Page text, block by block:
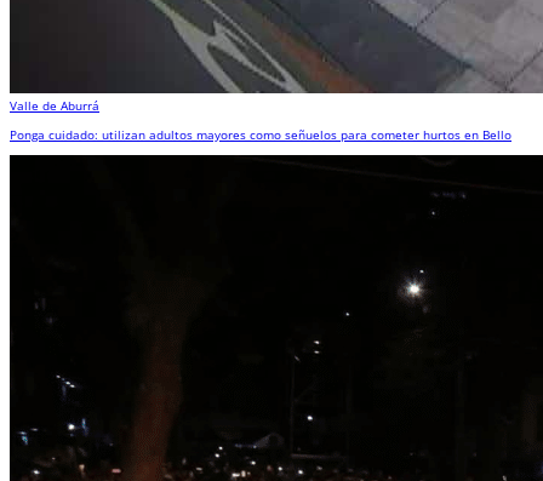
Valle de Aburrá
Ponga cuidado: utilizan adultos mayores como señuelos para cometer hurtos en Bello